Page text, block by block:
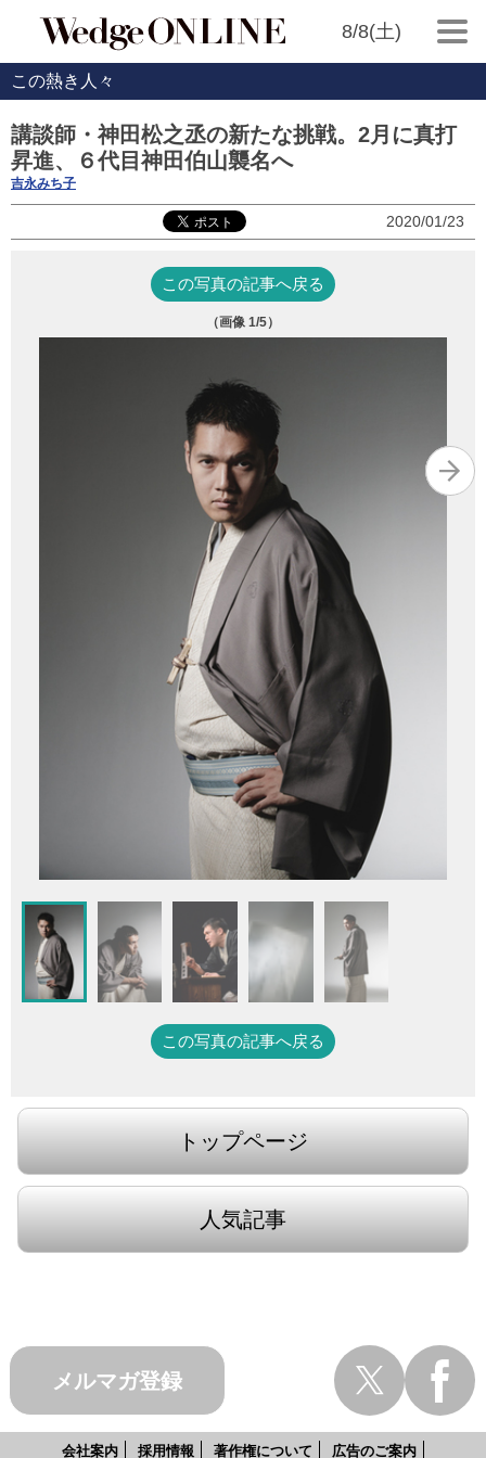
8/8(土)
この熱き人々
講談師・神田松之丞の新たな挑戦。2月に真打
昇進、６代目神田伯山襲名へ
吉永みち子
2020/01/23
この写真の記事へ戻る
（画像 1/5）
この写真の記事へ戻る
トップページ
人気記事
メルマガ登録
会社案内 採用情報 著作権について 広告のご案内